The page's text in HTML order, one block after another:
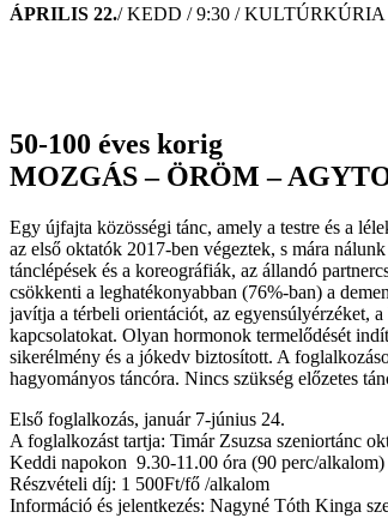
ÁPRILIS 22./ KEDD / 9:30 / KULTÚRKÚRIA
50-100 éves korig
MOZGÁS – ÖRÖM –
Egy újfajta közösségi tánc, amely a testre és a
az első oktatók 2017-ben végeztek, s mára
tánclépések és a koreográfiák, az állandó
csökkenti a leghatékonyabban (76%-ban) a
javítja a térbeli orientációt, az egyensúlyérzéket,
kapcsolatokat. Olyan hormonok termelődését
sikerélmény és a jókedv biztosított. A
hagyományos táncóra. Nincs szükség előzetes
Első foglalkozás, január 7-június 24.
A foglalkozást tartja: Timár Zsuzsa szeniortánc
Keddi napokon 9.30-11.00 óra (90 perc/alkalom)
Részvételi díj: 1 500Ft/fő /alkalom
Információ és jelentkezés: Nagyné Tóth Kinga